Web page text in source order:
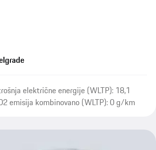
električne energije (WLTP): 18,1
emisija kombinovano (WLTP): 0 g/km